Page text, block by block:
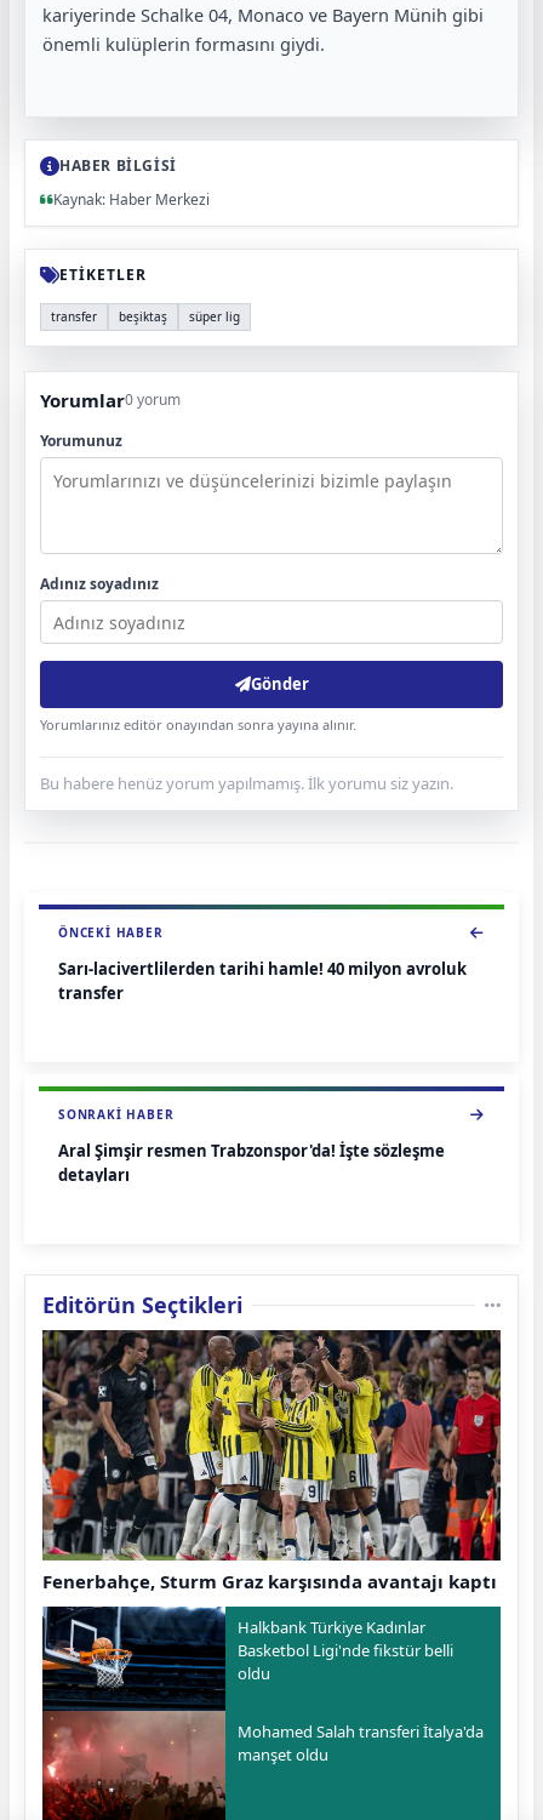
kariyerinde Schalke 04, Monaco ve Bayern Münih gibi
önemli kulüplerin formasını giydi.
HABER BİLGİSİ
Kaynak: Haber Merkezi
ETİKETLER
transfer beşiktaş süper lig
Yorumlar0 yorum
Yorumunuz
Adınız soyadınız
Gönder
Yorumlarınız editör onayından sonra yayına alınır.
Bu habere henüz yorum yapılmamış. İlk yorumu siz yazın.
ÖNCEKI HABER
Sarı-lacivertlilerden tarihi hamle! 40 milyon avroluk
transfer
SONRAKI HABER
Aral Şimşir resmen Trabzonspor'da! İşte sözleşme
detayları
Editörün Seçtikleri
Fenerbahçe, Sturm Graz karşısında avantajı kaptı
Halkbank Türkiye Kadınlar
Basketbol Ligi'nde fikstür belli
oldu
Mohamed Salah transferi İtalya'da
manşet oldu